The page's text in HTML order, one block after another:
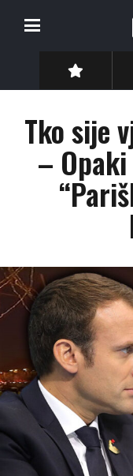
Tko sije
–